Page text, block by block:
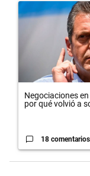
Un artículo de
Negociaciones
por qué volvió a
18 comentarios